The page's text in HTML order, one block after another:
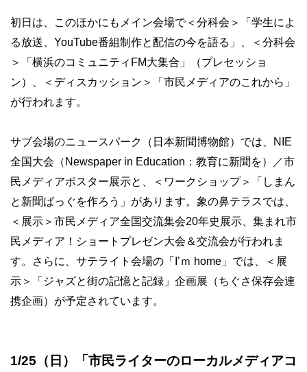
初日は、このほかにもメイン会場で＜分科会＞「学生によ
る放送、YouTube番組制作と配信の今を語る」、＜分科会
＞「横浜のコミュニティFM大集合」（プレセッショ
ン）、＜ディスカッション＞「市民メディアのこれから」
が行われます。
サブ会場のニュースパーク（日本新聞博物館）では、NIE
全国大会（Newspaper in Education：教育に新聞を）／市
民メディアポスター展示と、＜ワークショップ＞「しまん
と新聞ばっぐを作ろう」があります。象の鼻テラスでは、
＜展示＞市民メディア全国交流集会20年史展示、集まれ市
民メディア！ショートプレゼン大会＆交流会が行われま
す。さらに、サテライト会場の「Iʼｍ home」では、＜展
示＞「ジャズと街の記憶と記録」企画展（ちぐさ保存会連
携企画）が予定されています。
1/25（日）「市民ライターのローカルメディアコ